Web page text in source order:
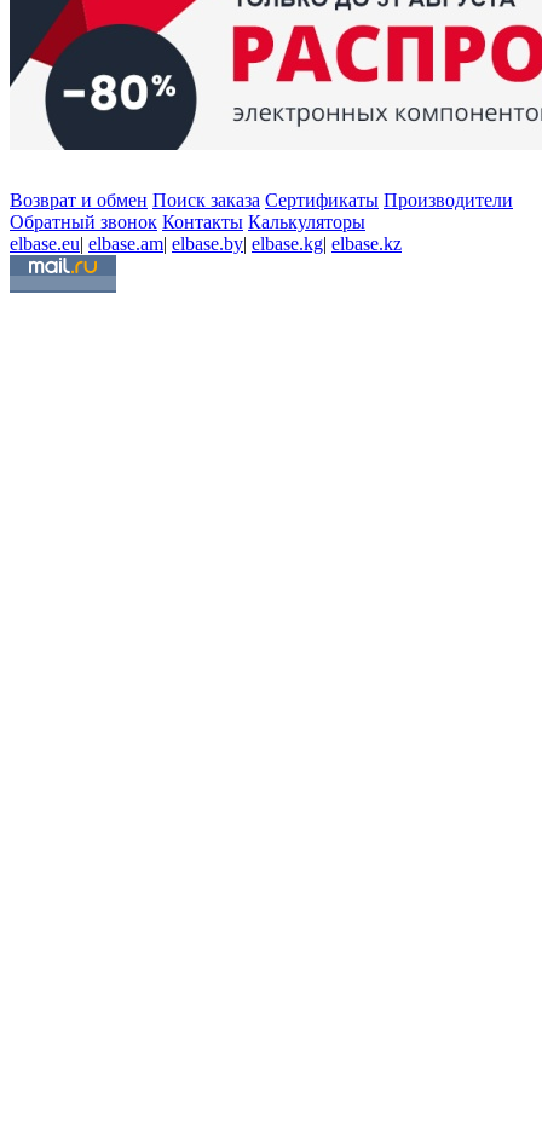
Возврат и обмен Поиск заказа Сертификаты Производители
Обратный звонок Контакты Калькуляторы
elbase.eu| elbase.am| elbase.by| elbase.kg| elbase.kz